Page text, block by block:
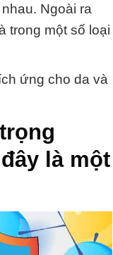
Ngoài ra
trong một số loại
ứng cho da và
là một